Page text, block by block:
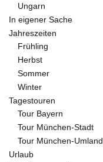
Ungarn
In eigener Sache
Jahreszeiten
Frühling
Herbst
Sommer
Winter
Tagestouren
Tour Bayern
Tour München-Stadt
Tour München-Umland
Urlaub